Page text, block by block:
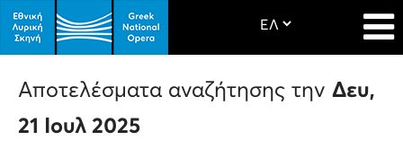
Αποτελέσματα αναζήτησης την Δευ,
21 Ιουλ 2025